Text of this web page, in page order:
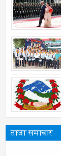
ताजा समाचार